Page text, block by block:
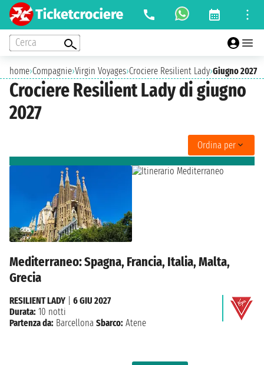
Cerca
home›Compagnie›Virgin Voyages›Crociere Resilient Lady›Giugno 2027
Crociere Resilient Lady di giugno
2027
Ordina per
Mediterraneo: Spagna, Francia, Italia, Malta,
Grecia
RESILIENT LADY
6 GIU 2027
Durata: 10 notti
Partenza da: Barcellona Sbarco: Atene